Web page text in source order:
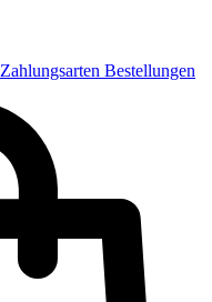
Zahlungsarten Bestellungen